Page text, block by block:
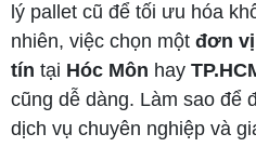
lý pallet cũ để tối ưu hóa
nhiên, việc chọn một đơn
tín tại Hóc Môn hay
cũng dễ dàng. Làm sao để
dịch vụ chuyên nghiệp và